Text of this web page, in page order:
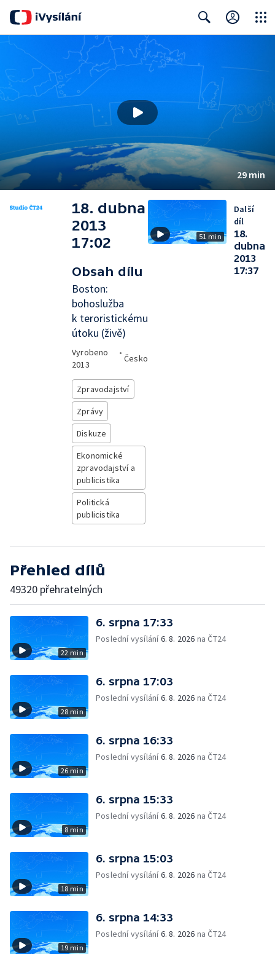
29 min
18. dubna
2013
17:02
Obsah dílu
Boston:
bohoslužba
k teroristickému
útoku (živě)
Vyrobeno
2013
•
Česko
Zpravodajství
Zprávy
Diskuze
Ekonomické
zpravodajství a
publicistika
Politická
publicistika
51 min
Další
díl
18.
dubna
2013
17:37
Přehled dílů
49320 přehratelných
22 min
6. srpna 17:33
Poslední vysílání6. 8. 2026 na ČT24
28 min
6. srpna 17:03
Poslední vysílání6. 8. 2026 na ČT24
26 min
6. srpna 16:33
Poslední vysílání6. 8. 2026 na ČT24
8 min
6. srpna 15:33
Poslední vysílání6. 8. 2026 na ČT24
18 min
6. srpna 15:03
Poslední vysílání6. 8. 2026 na ČT24
19 min
6. srpna 14:33
Poslední vysílání6. 8. 2026 na ČT24